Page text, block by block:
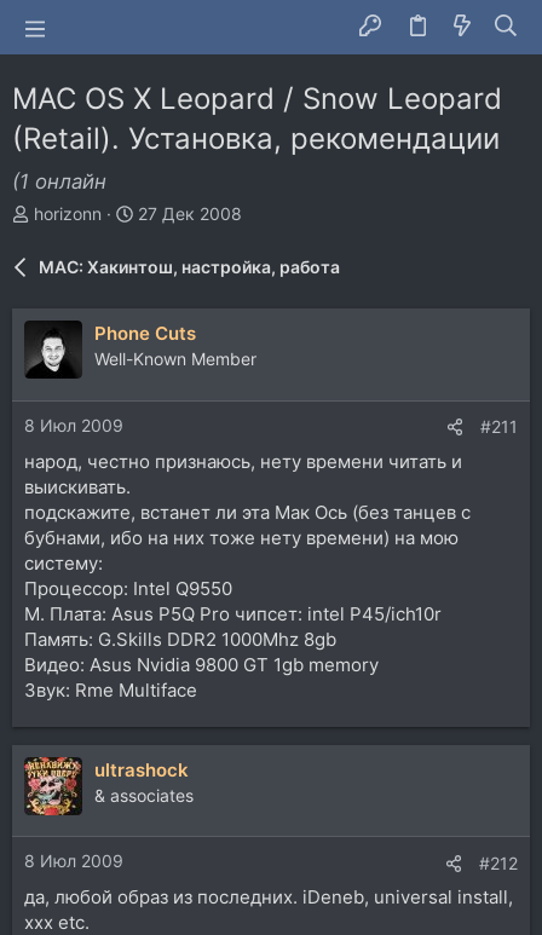
MAC OS X Leopard / Snow Leopard
(Retail). Установка, рекомендации
(1 онлайн
А
т
р
т
е
м
horizonn
Д
н
а
ч
27 Дек 2008
MAC: Хакинтош, настройка, работа
Phone Cuts
Well-Known Member
8 Июл 2009 #211
народ, честно признаюсь, нету времени читать и
выискивать.
подскажите, встанет ли эта Мак Ось (без танцев с
бубнами, ибо на них тоже нету времени) на мою
систему:
Процессор: Intel Q9550
М. Плата: Asus P5Q Pro чипсет: intel P45/ich10r
Память: G.Skills DDR2 1000Mhz 8gb
Видео: Asus Nvidia 9800 GT 1gb memory
Звук: Rme Multiface
ultrashock
& associates
8 Июл 2009 #212
да, любой образ из последних. iDeneb, universal install,
xxx etc.